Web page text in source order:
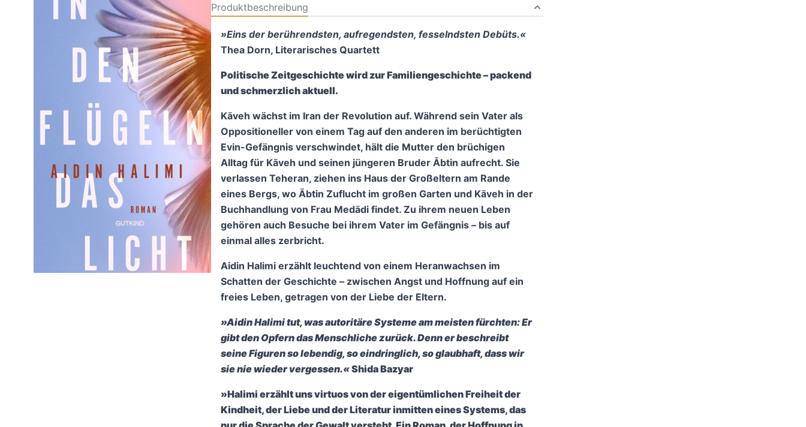
Produktbeschreibung
»Eins der berührendsten, aufregendsten, fesselndsten Debüts.«
Thea Dorn, Literarisches Quartett
Politische Zeitgeschichte wird zur Familiengeschichte – packend
und schmerzlich aktuell.
Kāveh wächst im Iran der Revolution auf. Während sein Vater als
Oppositioneller von einem Tag auf den anderen im berüchtigten
Evin-Gefängnis verschwindet, hält die Mutter den brüchigen
Alltag für Kāveh und seinen jüngeren Bruder Ābtin aufrecht. Sie
verlassen Teheran, ziehen ins Haus der Großeltern am Rande
eines Bergs, wo Ābtin Zuflucht im großen Garten und Kāveh in der
Buchhandlung von Frau Medādi findet. Zu ihrem neuen Leben
gehören auch Besuche bei ihrem Vater im Gefängnis – bis auf
einmal alles zerbricht.
Aidin Halimi erzählt leuchtend von einem Heranwachsen im
Schatten der Geschichte – zwischen Angst und Hoffnung auf ein
freies Leben, getragen von der Liebe der Eltern.
»Aidin Halimi tut, was autoritäre Systeme am meisten fürchten: Er
gibt den Opfern das Menschliche zurück. Denn er beschreibt
seine Figuren so lebendig, so eindringlich, so glaubhaft, dass wir
sie nie wieder vergessen.«Shida Bazyar
»Halimi erzählt uns virtuos von der eigentümlichen Freiheit der
Kindheit, der Liebe und der Literatur inmitten eines Systems, das